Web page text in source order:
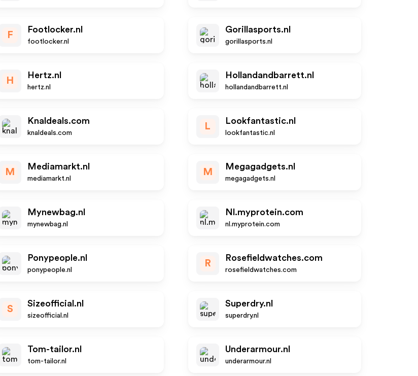
F
Footlocker.nl
footlocker.nl
Gorillasports.nl
gorillasports.nl
H
Hertz.nl
hertz.nl
Hollandandbarrett.nl
hollandandbarrett.nl
Knaldeals.com
knaldeals.com
L
Lookfantastic.nl
lookfantastic.nl
M
Mediamarkt.nl
mediamarkt.nl
M
Megagadgets.nl
megagadgets.nl
Mynewbag.nl
mynewbag.nl
Nl.myprotein.com
nl.myprotein.com
Ponypeople.nl
ponypeople.nl
R
Rosefieldwatches.com
rosefieldwatches.com
S
Sizeofficial.nl
sizeofficial.nl
Superdry.nl
superdry.nl
Tom-tailor.nl
tom-tailor.nl
Underarmour.nl
underarmour.nl